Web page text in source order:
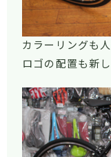
カラーリングも
ロゴの配置も新